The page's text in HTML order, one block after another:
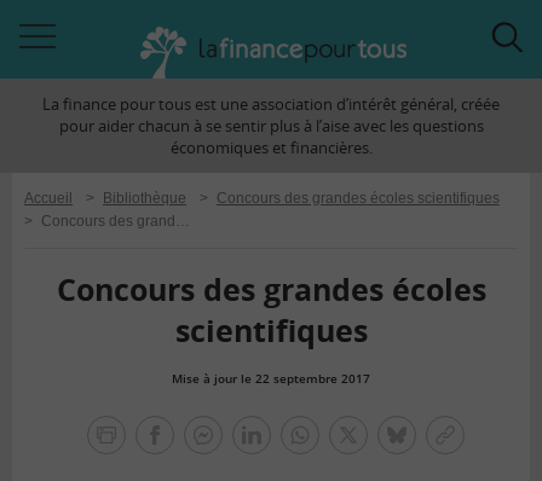
àLa finance pour tous est une association d’intérêt général, créée
pour aider chacun à se sentir plus à l’aise avec les questions
économiques et financières.
Accueil > Bibliothèque >
Concours des grandes écoles scientifiques
>
Concours des grandes écoles scientifiques
Concours des grandes écoles
scientifiques
Mise à jour le 22 septembre 2017